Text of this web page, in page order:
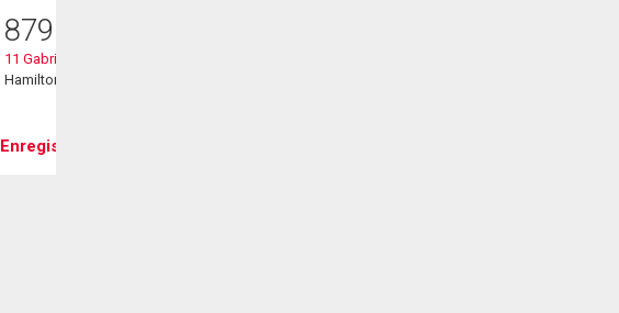
879 900
11 Gabriele Court
Hamilton, ON
Enregistrer